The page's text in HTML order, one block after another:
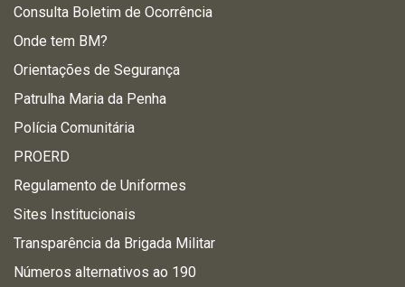
Consulta Boletim de Ocorrência
Onde tem BM?
Orientações de Segurança
Patrulha Maria da Penha
Polícia Comunitária
PROERD
Regulamento de Uniformes
Sites Institucionais
Transparência da Brigada Militar
Números alternativos ao 190